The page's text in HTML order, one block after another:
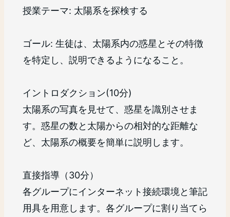
授業テーマ: 太陽系を探検する
ゴール: 生徒は、太陽系内の惑星とその特徴
を特定し、説明できるようになること。
イントロダクション(10分)
太陽系の写真を見せて、惑星を識別させま
す。惑星の数と太陽からの相対的な距離な
ど、太陽系の概要を簡単に説明します。
直接指導（30分）
各グループにインターネット接続環境と筆記
用具を用意します。各グループに割り当てら